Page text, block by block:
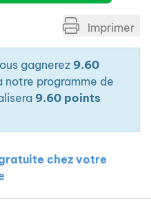
Imprimer
gagnerez 9.60
notre programme de
9.60 points
chez votre